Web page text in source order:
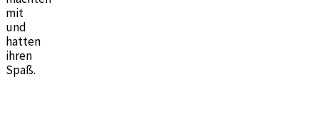
mit
und
hatten
ihren
Spaß.